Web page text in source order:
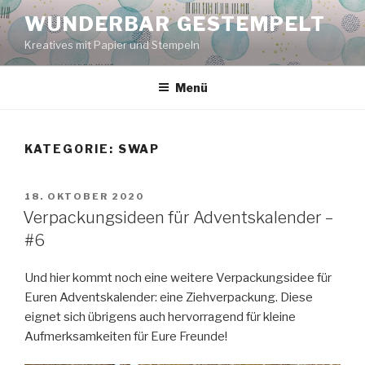
Zum
Inhalt
springen
WUNDERBAR GESTEMPELT
Kreatives mit Papier und Stempeln
Menü
KATEGORIE: SWAP
VERÖFFENTLICHT
AM
18. OKTOBER 2020
Verpackungsideen für Adventskalender –
#6
Und hier kommt noch eine weitere Verpackungsidee für
Euren Adventskalender: eine Ziehverpackung. Diese
eignet sich übrigens auch hervorragend für kleine
Aufmerksamkeiten für Eure Freunde!